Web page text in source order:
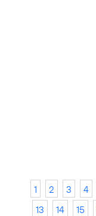
1 2 3 4
13
14 15